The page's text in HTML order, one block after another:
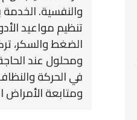
والنفسية.
تنظيم مواعيد
الضغط والسكر،
ومحلول عند
في الحركة
ومتابعة الأمراض